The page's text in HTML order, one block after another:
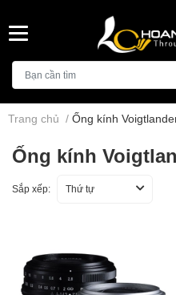
Trang chủ / Ống kính
Ống kính
Sắp xếp: Thứ tự